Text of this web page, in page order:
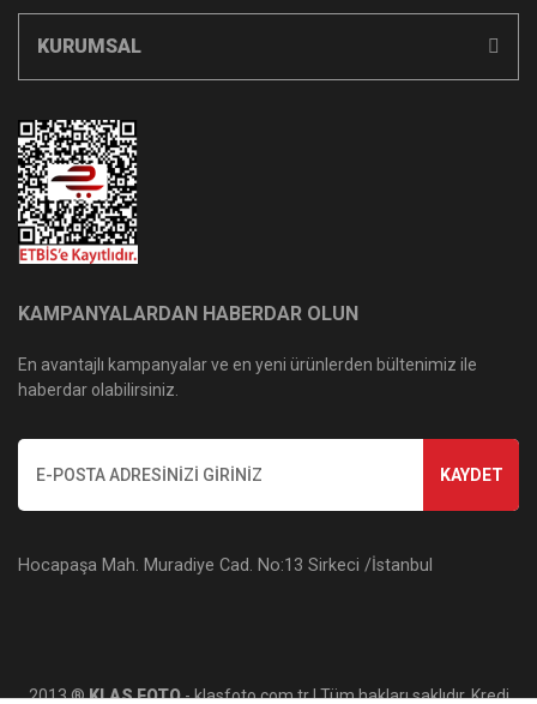
KURUMSAL
KAMPANYALARDAN HABERDAR OLUN
En avantajlı kampanyalar ve en yeni ürünlerden bültenimiz ile
haberdar olabilirsiniz.
KAYDET
Hocapaşa Mah. Muradiye Cad. No:13 Sirkeci /İstanbul
2013 ®KLAS FOTO- klasfoto.com.tr | Tüm hakları saklıdır. Kredi